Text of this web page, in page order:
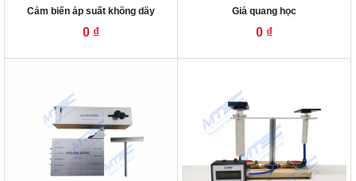
Cảm biến áp suất không dây
0 ₫
Giá quang học
0 ₫